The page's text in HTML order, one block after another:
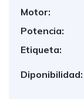
Motor:
Potencia:
Etiqueta:
Diponibilidad: